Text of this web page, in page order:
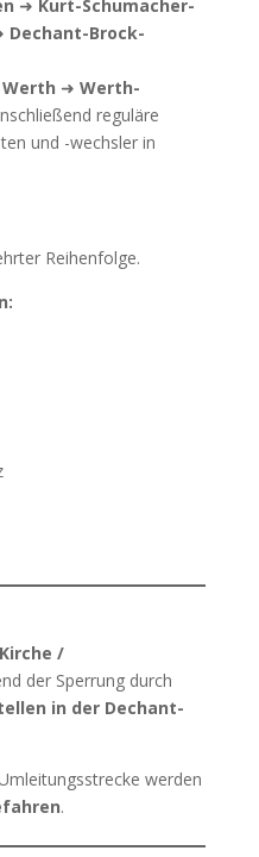
➜ Kurt-Schumacher-
Dechant-Brock-
Werth ➜ Werth-
reguläre
und -wechsler in
Reihenfolge.
/
der Sperrung durch
in der Dechant-
werden
.